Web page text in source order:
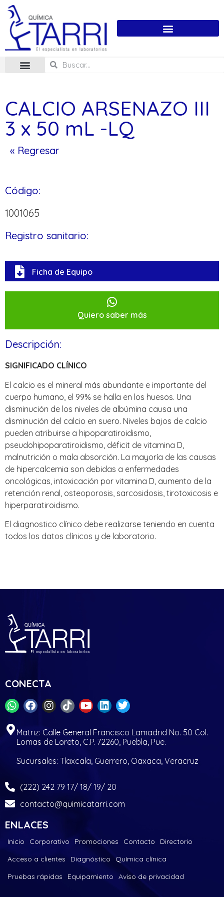
CALCIO ARSENAZO III
3 x 50 mL -LQ
« Regresar
Código:
1001065
Registro sanitario:
Ficha de Equipo
Quiero saber más
Descripción:
SIGNIFICADO CLÍNICO
El calcio es el mineral más abundante e importante del
cuerpo humano, el 99% se halla en los huesos. Una
disminución de los niveles de albúmina causa una
disminución del calcio en suero. Niveles bajos de calcio
pueden atribuirse a hipoparatiroidismo,
pseudohipoparatiroidismo, déficit de vitamina D,
malnutrición o mala absorción. La mayoría de las causas
de hipercalcemia son debidas a enfermedades
oncológicas, intoxicación por vitamina D, aumento de la
retención renal, osteoporosis, sarcosidosis, tirotoxicosis e
hiperparatiroidismo.
El diagnostico clínico debe realizarse teniendo en cuenta
todos los datos clínicos y de laboratorio.
CONECTA
Matriz: Calle General Francisco Lamadrid No. 50 Col.
Lomas de Loreto, C.P. 72260, Puebla, Pue.
Sucursales: Tlaxcala, Guerrero, Oaxaca, Veracruz
(222) 242 79 17/ 18/ 19/ 20
contacto@quimicatarri.com
ENLACES
Inicio Corporativo Promociones Contacto
Directorio
Acceso a clientes
Diagnóstico
Química clínica
Pruebas rápidas
Equipamiento Aviso de privacidad